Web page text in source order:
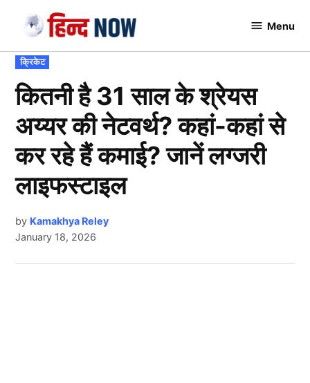
content
Menu
POSTED
IN
क्रिकेट
कितनी है 31 साल के श्रेयस
अय्यर की नेटवर्थ? कहां-कहां से
कर रहे हैं कमाई? जानें लग्जरी
लाइफस्टाइल
by Kamakhya Reley
January 18, 2026